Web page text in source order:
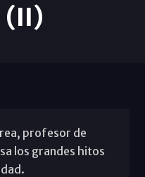
(II)
profesor de
los grandes hitos